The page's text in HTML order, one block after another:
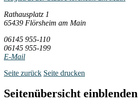
Rathausplatz 1
65439 Flörsheim am Main
06145 955-110
06145 955-199
E-Mail
Seite zurück Seite drucken
Seitenübersicht einblenden